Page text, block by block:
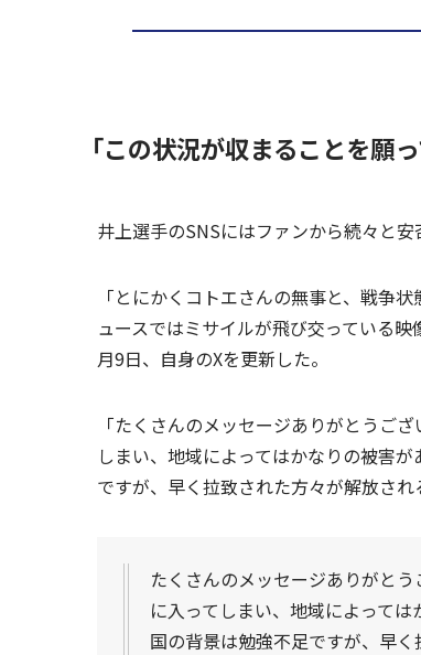
「この状況が収まることを願っ
井上選手のSNSにはファンから続々と
「とにかくコトエさんの無事と、戦争
ュースではミサイルが飛び交っている
月9日、自身のXを更新した。
「たくさんのメッセージありがとうご
しまい、地域によってはかなりの被害
ですが、早く拉致された方々が解放さ
たくさんのメッセージありがと
に入ってしまい、地域によって
国の背景は勉強不足ですが、早